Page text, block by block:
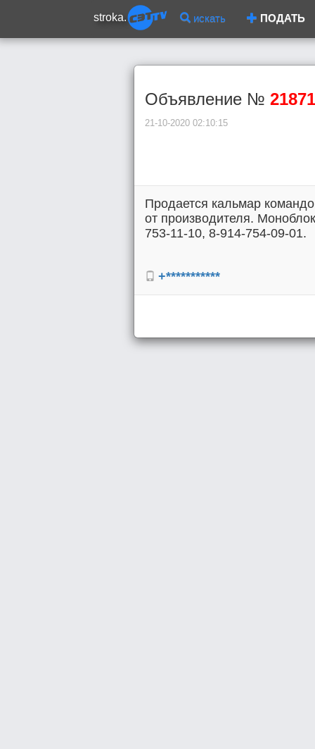
stroka. искать ПОДАТЬ
Объявление № 21871
21-10-2020 02:10:15
Продается кальмар
от производителя.
753-11-10, 8-914-754-09-01.
+***********